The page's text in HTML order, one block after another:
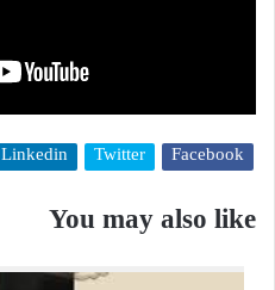
Facebook
Twitter
Linkedin
You may also like